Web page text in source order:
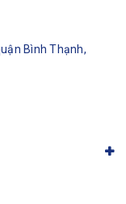
Bình Thạnh,